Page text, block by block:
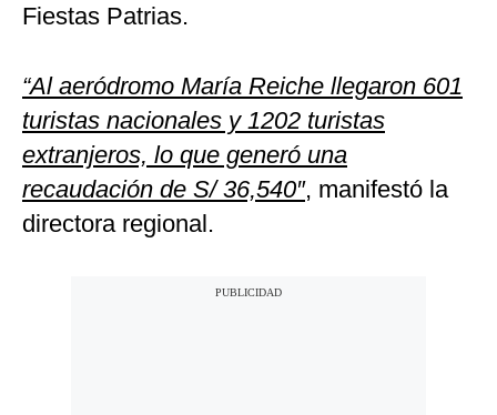
Fiestas Patrias.
“Al aeródromo María Reiche llegaron 601
turistas nacionales y 1202 turistas
extranjeros, lo que generó una
recaudación de S/ 36,540″, manifestó la
directora regional.